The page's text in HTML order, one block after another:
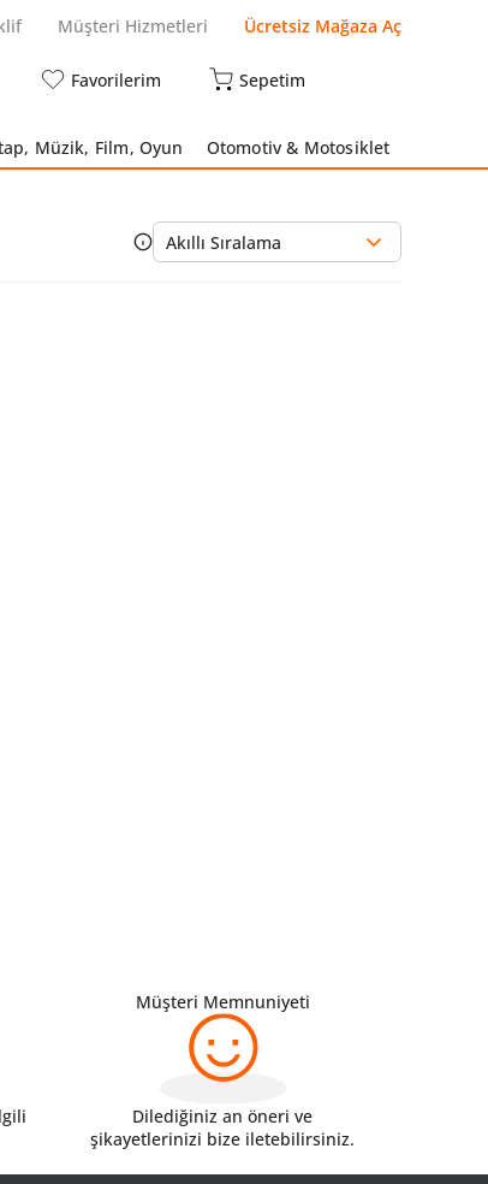
Müşteri Hizmetleri Ücretsiz Mağaza Aç
Favorilerim Sepetim
Müzik, Film, Oyun
Otomotiv & Motosiklet
Akıllı Sıralama
Müşteri Memnuniyeti
Dilediğiniz an öneri ve
şikayetlerinizi bize iletebilirsiniz.